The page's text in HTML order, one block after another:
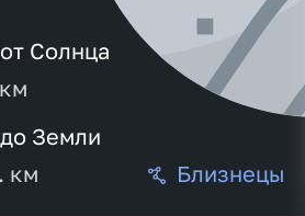
Солнца
Земли
км Близнецы